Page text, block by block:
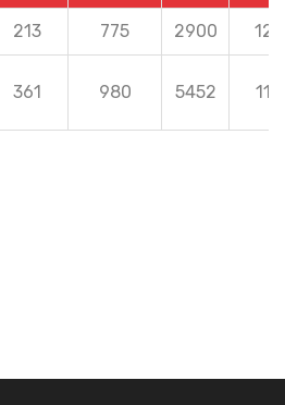
213 775 2900 127
361 980 5452 110